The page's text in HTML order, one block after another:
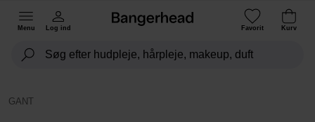
Menu Log ind Favorit Kurv
GANT